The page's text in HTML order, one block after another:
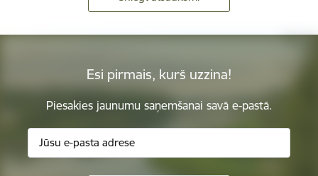
Esi pirmais, kurš uzzina!
Piesakies jaunumu saņemšanai savā e-pastā.